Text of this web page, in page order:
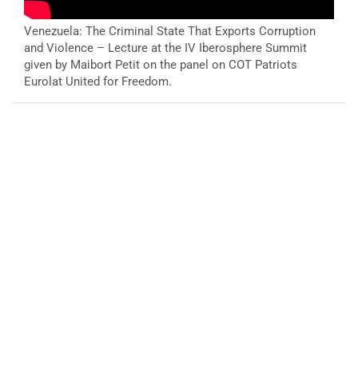
Venezuela: The Criminal State That Exports Corruption
and Violence – Lecture at the IV Iberosphere Summit
given by Maibort Petit on the panel on COT Patriots
Eurolat United for Freedom.